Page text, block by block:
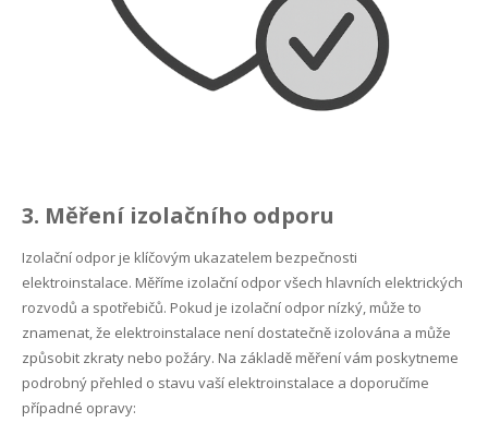
3. Měření izolačního odporu
Izolační odpor je klíčovým ukazatelem bezpečnosti
elektroinstalace. Měříme izolační odpor všech hlavních elektrických
rozvodů a spotřebičů. Pokud je izolační odpor nízký, může to
znamenat, že elektroinstalace není dostatečně izolována a může
způsobit zkraty nebo požáry. Na základě měření vám poskytneme
podrobný přehled o stavu vaší elektroinstalace a doporučíme
případné opravy: